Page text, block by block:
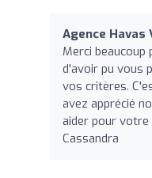
Agence Havas
Merci
d'avoir pu vous
vos critères.
avez apprécié
aider pour votre
Cassandra